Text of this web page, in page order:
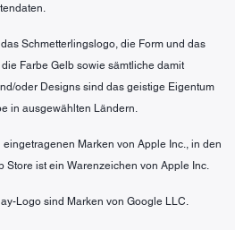
Schmetterlingslogo, die Form und das
Farbe Gelb sowie sämtliche damit
oder Designs sind das geistige Eigentum
in ausgewählten Ländern.
Marken von Apple Inc., in den
Store ist ein Warenzeichen von Apple Inc.
Logo sind Marken von Google LLC.